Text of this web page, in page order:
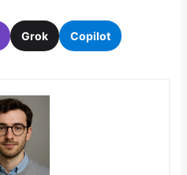
Grok Copilot